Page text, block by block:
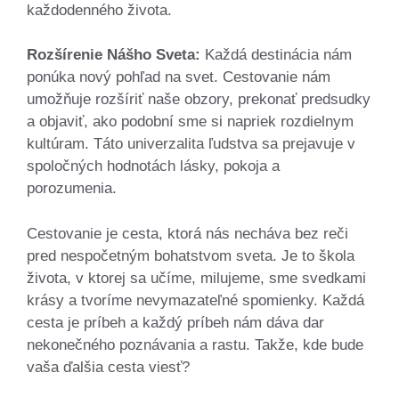
každodenného života.
Rozšírenie Nášho Sveta: Každá destinácia nám
ponúka nový pohľad na svet. Cestovanie nám
umožňuje rozšíriť naše obzory, prekonať predsudky
a objaviť, ako podobní sme si napriek rozdielnym
kultúram. Táto univerzalita ľudstva sa prejavuje v
spoločných hodnotách lásky, pokoja a
porozumenia.
Cestovanie je cesta, ktorá nás necháva bez reči
pred nespočetným bohatstvom sveta. Je to škola
života, v ktorej sa učíme, milujeme, sme svedkami
krásy a tvoríme nevymazateľné spomienky. Každá
cesta je príbeh a každý príbeh nám dáva dar
nekonečného poznávania a rastu. Takže, kde bude
vaša ďalšia cesta viesť?